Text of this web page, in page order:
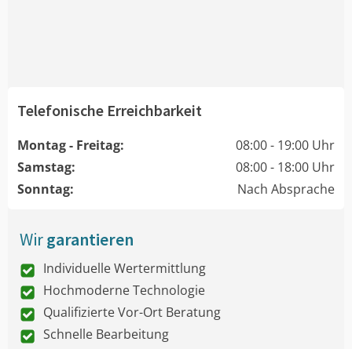
Telefonische Erreichbarkeit
Montag - Freitag:
08:00 - 19:00 Uhr
Samstag:
08:00 - 18:00 Uhr
Sonntag:
Nach Absprache
Wirgarantieren
Individuelle Wertermittlung
Hochmoderne Technologie
Qualifizierte Vor-Ort Beratung
Schnelle Bearbeitung